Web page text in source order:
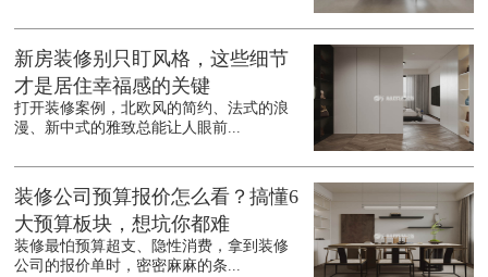
新房装修别只盯风格，这些细节
才是居住幸福感的关键
打开装修案例，北欧风的简约、法式的浪
漫、新中式的雅致总能让人眼前...
装修公司预算报价怎么看？搞懂6
大预算板块，想坑你都难
装修最怕预算超支、隐性消费，拿到装修
公司的报价单时，密密麻麻的条...